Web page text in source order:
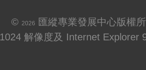
© 2026
匯縱專業發展中心版權
解像度及 Internet Explorer